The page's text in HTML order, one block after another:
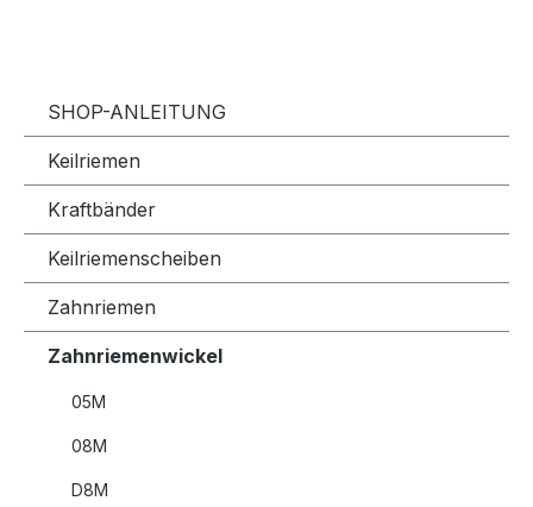
SHOP-ANLEITUNG
Keilriemen
Kraftbänder
Keilriemenscheiben
Zahnriemen
Zahnriemenwickel
05M
08M
D8M